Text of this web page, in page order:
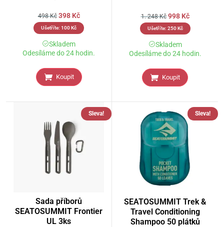
498Kč 398 Kč
Ušetříte: 100Kč
Skladem
Odesíláme do 24 hodin.
Koupit
1. 248Kč 998 Kč
Ušetříte: 250Kč
Skladem
Odesíláme do 24 hodin.
Koupit
Sleva!
Sada příborů
SEATOSUMMIT Frontier
UL 3ks
Sleva!
SEATOSUMMIT Trek &
Travel Conditioning
Shampoo 50 plátků